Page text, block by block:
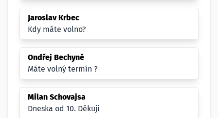
Jaroslav Krbec
Kdy máte volno?
Ondřej Bechyně
Máte volný termín ?
Milan Schovajsa
Dneska od 10. Děkuji